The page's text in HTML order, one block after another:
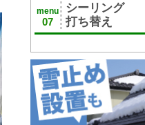
menu
07
シーリング
打ち替え